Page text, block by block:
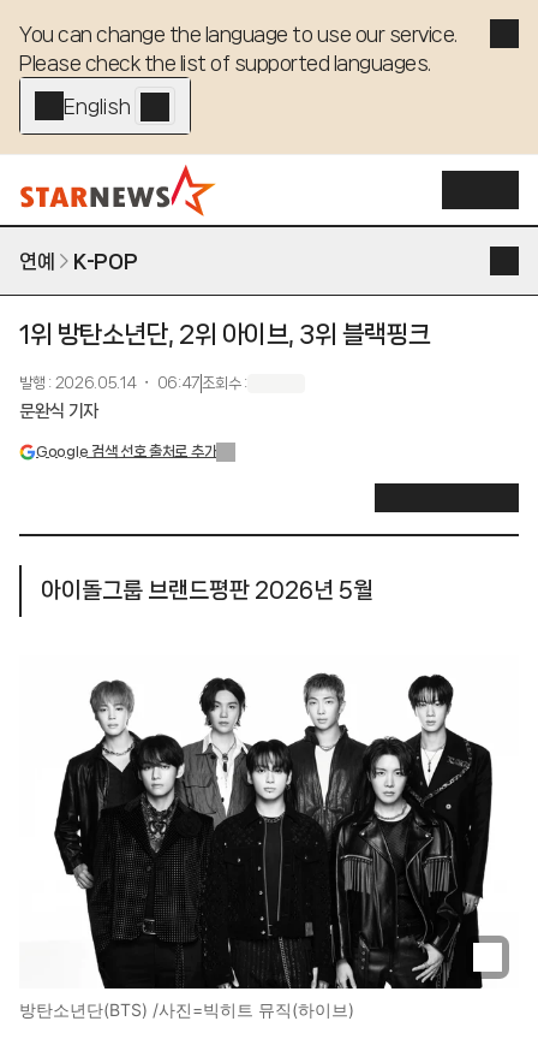
You can change the language to use our service.
Please check the list of supported languages.
English - EN
연예 K-POP
1위 방탄소년단, 2위 아이브, 3위 블랙핑크
발행 : 2026.05.14 ・ 06:47 조회수:
문완식 기자
Google 검색 선호 출처로 추가
아이돌그룹 브랜드평판 2026년 5월
방탄소년단(BTS) /사진=빅히트 뮤직(하이브)